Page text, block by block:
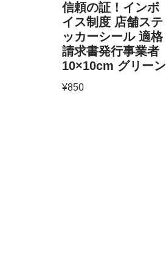
信頼の証！インボ
イス制度 店舗ステ
ッカーシール 適格
請求書発行事業者
10×10cm グリーン
¥850